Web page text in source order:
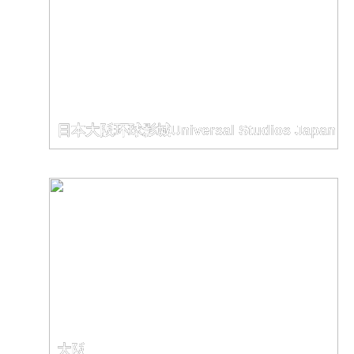
日本大阪环球影城Universal Studios Japan
大阪